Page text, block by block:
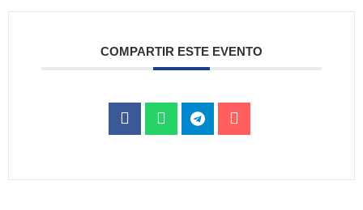
COMPARTIR ESTE EVENTO